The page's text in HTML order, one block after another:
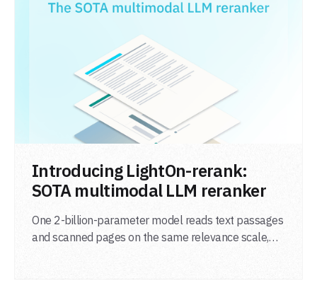
Introducing LightOn-rerank:
SOTA multimodal LLM reranker
One 2-billion-parameter model reads text passages
and scanned pages on the same relevance scale,